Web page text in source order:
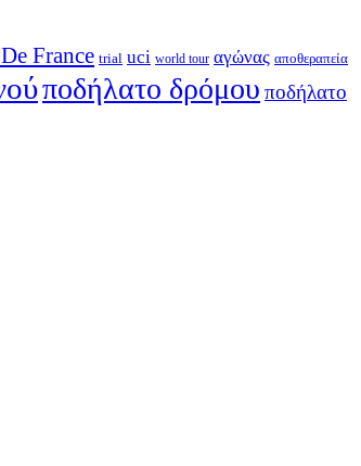
France trial uci world tour αγώνας αποθεραπεία
ποδήλατο δρόμου ποδήλατο